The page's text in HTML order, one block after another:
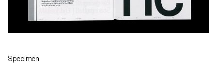
Specimen